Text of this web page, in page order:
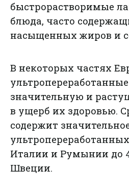
быстрорастворимые
блюда, часто
насыщенных жиров и
В некоторых частях
значительную и
в ущерб их здоровью.
содержит
Италии и Румынии до
Швеции.